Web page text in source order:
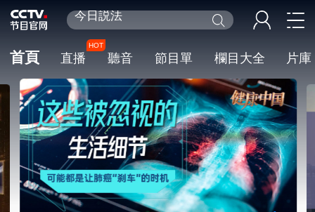
百家講壇
天網
新聞聯播
熊出沒
制勝
今日説法
首頁 直播
HOT
聽音 節目單 欄目大全 片庫